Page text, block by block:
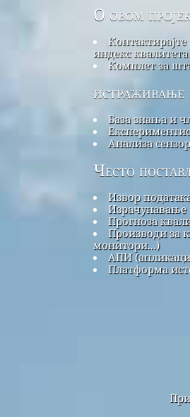
О овом
индекс квалитета
Комплет за
истраживање
База знања и
Анализа
Често
Извор
Израчунавање
Прогноза
Производи за
монитори...)
АПИ
Платформа